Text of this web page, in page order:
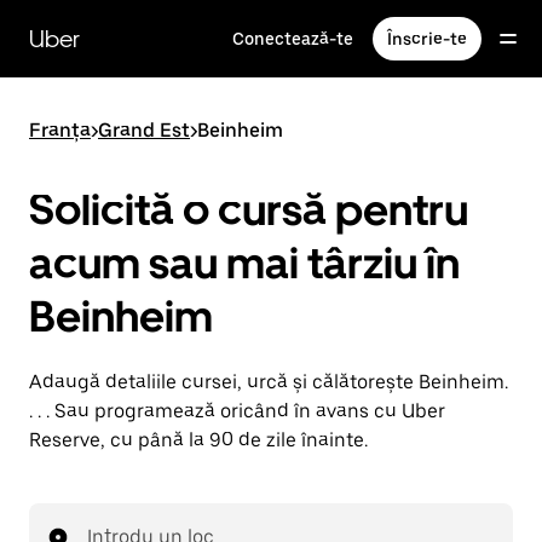
direct
conținutul
principal
Uber Conectează-te Înscrie-te
Franța>Grand Est>Beinheim
Solicită o cursă pentru
acum sau mai târziu în
Beinheim
Adaugă detaliile cursei, urcă și călătorește Beinheim.
. . . Sau programează oricând în avans cu Uber
Reserve, cu până la 90 de zile înainte.
Introdu un loc